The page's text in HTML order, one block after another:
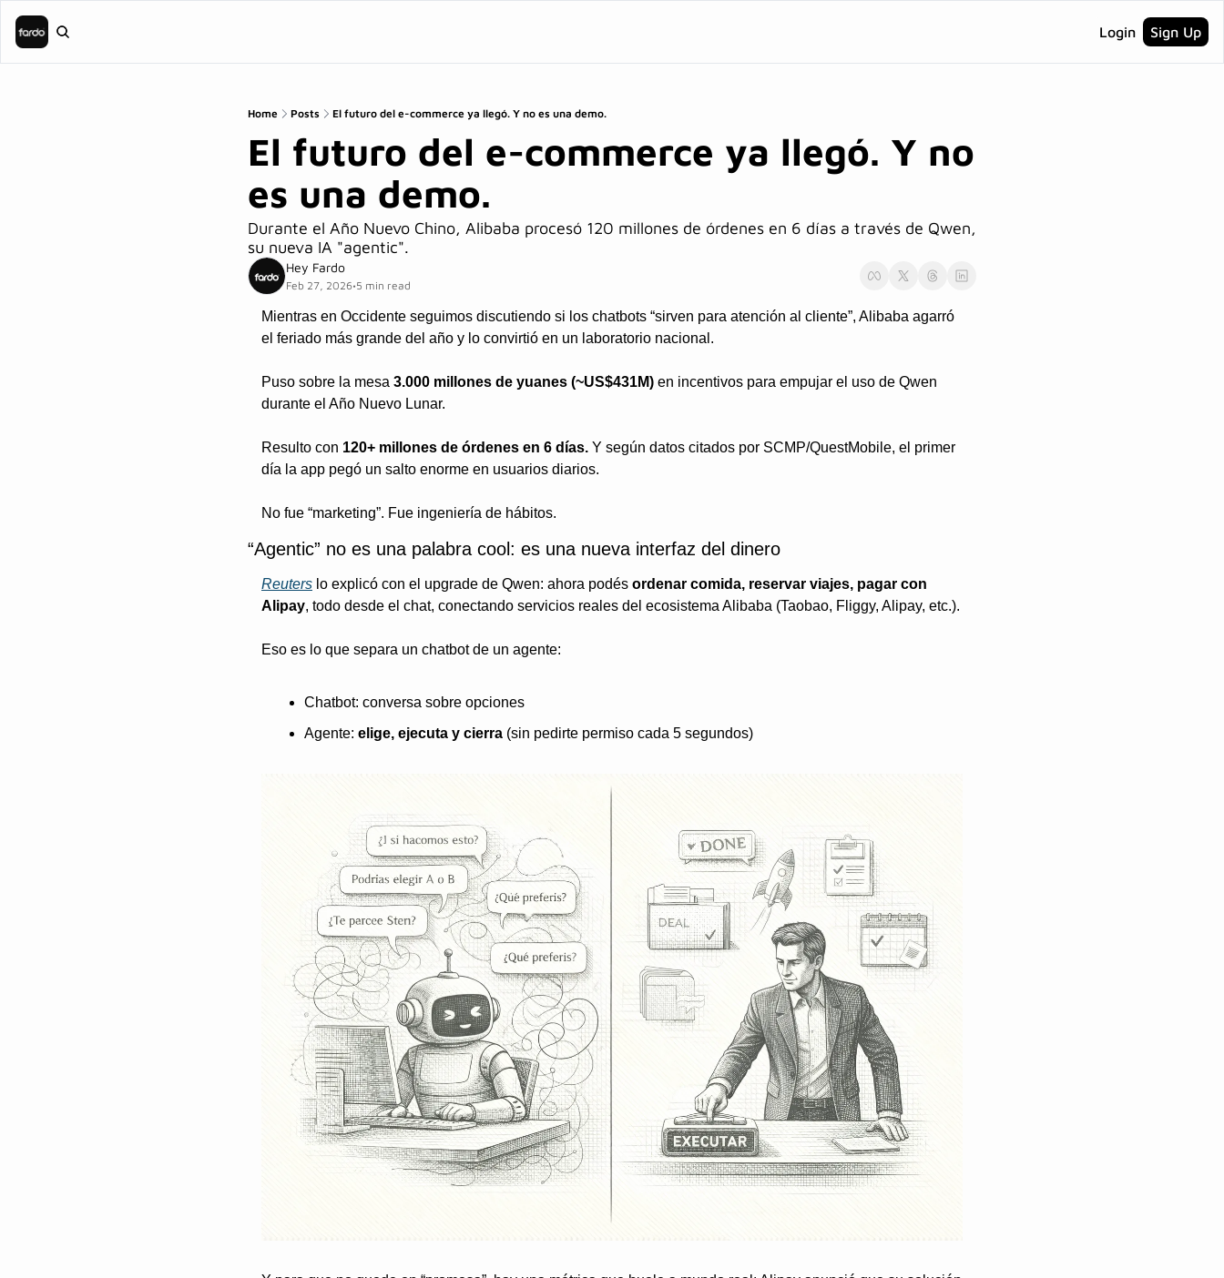
Login Sign Up
Home Posts El futuro del e-commerce ya llegó. Y no es una demo.
El futuro del e-commerce ya llegó. Y no
es una demo.
Durante el Año Nuevo Chino, Alibaba procesó 120 millones de órdenes en 6 días a través de Qwen,
su nueva IA "agentic".
Hey Fardo
Feb 27, 2026•5 min read
Mientras en Occidente seguimos discutiendo si los chatbots “sirven para atención al cliente”, Alibaba agarró
el feriado más grande del año y lo convirtió en un laboratorio nacional.
Puso sobre la mesa 3.000 millones de yuanes (~US$431M) en incentivos para empujar el uso de Qwen
durante el Año Nuevo Lunar.
Resulto con 120+ millones de órdenes en 6 días. Y según datos citados por SCMP/QuestMobile, el primer
día la app pegó un salto enorme en usuarios diarios.
No fue “marketing”. Fue ingeniería de hábitos.
“Agentic” no es una palabra cool: es una nueva interfaz del dinero
Reuters lo explicó con el upgrade de Qwen: ahora podés ordenar comida, reservar viajes, pagar con
Alipay, todo desde el chat, conectando servicios reales del ecosistema Alibaba (Taobao, Fliggy, Alipay, etc.).
Eso es lo que separa un chatbot de un agente:
Chatbot: conversa sobre opciones
Agente: elige, ejecuta y cierra (sin pedirte permiso cada 5 segundos)